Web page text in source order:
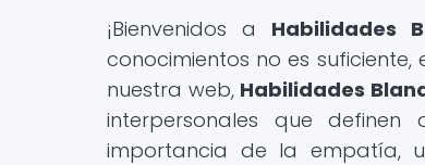
¡Bienvenidos a Habilidades
conocimientos no es
nuestra web, Habilidades
interpersonales que
importancia de la empatía,